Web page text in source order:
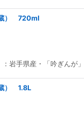
） 720ml
：岩手県産・「吟
） 1.8L